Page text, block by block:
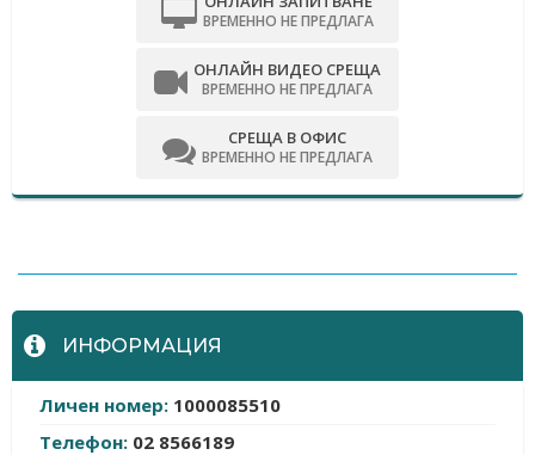
ВРЕМЕННО НЕ ПРЕДЛАГА
ОНЛАЙН ВИДЕО СРЕЩА
ВРЕМЕННО НЕ ПРЕДЛАГА
СРЕЩА В ОФИС
ВРЕМЕННО НЕ ПРЕДЛАГА
ИНФОРМАЦИЯ
Личен номер: 1000085510
Телефон: 02 8566189